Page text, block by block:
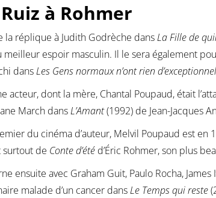
à Rohmer
la réplique à Judith Godrèche dansLa Fille de
meilleur espoir masculin. Il le sera également
dansLes Gens normaux n’ont rien d’exceptionnel
acteur, dont la mère, Chantal Poupaud, était
March dansL’Amant(1992) de Jean-Jacques
du cinéma d’auteur, Melvil Poupaud est en
surtout de Conte d’été d’Éric Rohmer, son plus
ensuite avec Graham Guit, Paulo Rocha,
malade d’un cancer dansLe Temps qui reste